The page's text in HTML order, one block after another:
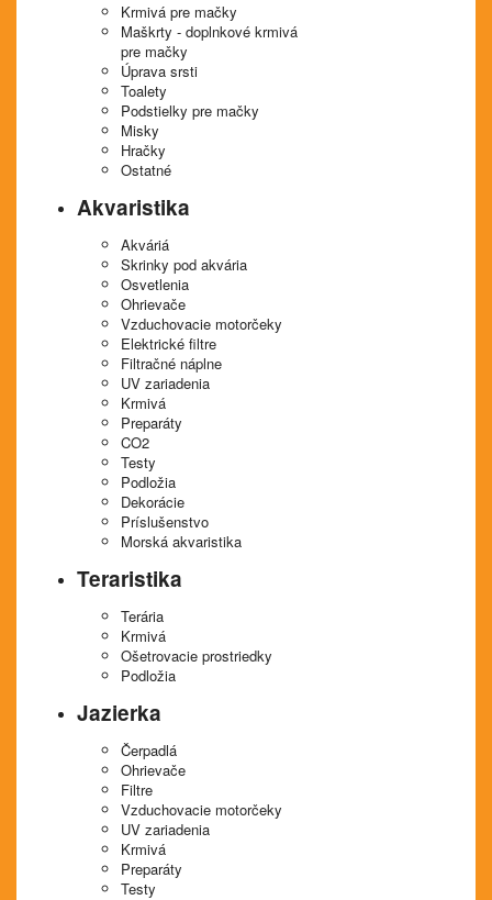
Krmivá pre mačky
Maškrty - doplnkové krmivá
pre mačky
Úprava srsti
Toalety
Podstielky pre mačky
Misky
Hračky
Ostatné
Akvaristika
Akváriá
Skrinky pod akvária
Osvetlenia
Ohrievače
Vzduchovacie motorčeky
Elektrické filtre
Filtračné náplne
UV zariadenia
Krmivá
Preparáty
CO2
Testy
Podložia
Dekorácie
Príslušenstvo
Morská akvaristika
Teraristika
Terária
Krmivá
Ošetrovacie prostriedky
Podložia
Jazierka
Čerpadlá
Ohrievače
Filtre
Vzduchovacie motorčeky
UV zariadenia
Krmivá
Preparáty
Testy